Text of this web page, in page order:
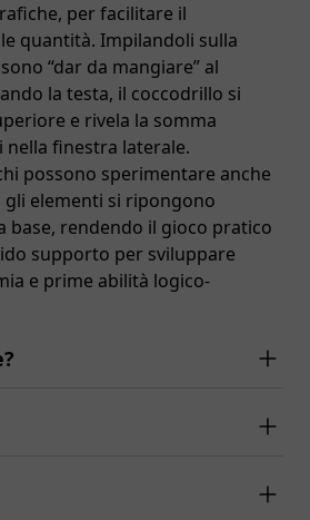
per facilitare il
quantità. Impilandoli sulla
“dar da mangiare” al
la testa, il coccodrillo si
e rivela la somma
finestra laterale.
possono sperimentare anche
elementi si ripongono
base, rendendo il gioco pratico
supporto per sviluppare
e prime abilità logico-